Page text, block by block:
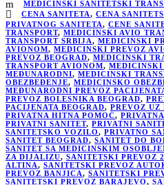
MEDICINSKI SANITETSKI
CENA SANITETA, CENA
PRIVATNOG SANITETA, CENE
TRANSPORT, MEDICINSKI AVIO
TRANSPORT SRBIJA, MEDICINSKI
AVIONOM, MEDICINSKI PREVOZ
PREVOZ BEOGRAD, MEDICINSKI
TRANSPORT AVIONOM, MEDICINSKI
MEĐUNARODNI, MEDICINSKI
OBEZBEĐENJE, MEDICINSKO
MEĐUNARODNI PREVOZ
PREVOZ BOLESNIKA BEOGRAD,
PACIJENATA BEOGRAD, PREVOZ UZ
PRIVATNA HITNA POMOĆ,
PRIVATNI SANITET, PRIVATNI
SANITETSKO VOZILO, PRIVATNO
SANITET BEOGRAD, SANITET DO
SANITET SA MEDICINSKIM
ZA DIJALIZU, SANITETSKI PREVOZ
ALTINA, SANITETSKI PREVOZ
PREVOZ BANJICA, SANITETSKI
SANITETSKI PREVOZ BARAJEVO,